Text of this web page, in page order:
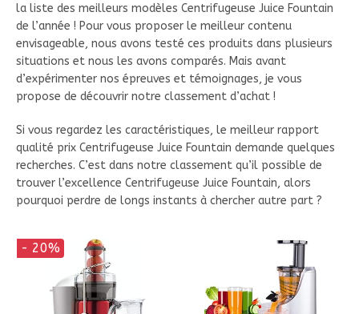
la liste des meilleurs modèles Centrifugeuse Juice Fountain
de l’année ! Pour vous proposer le meilleur contenu
envisageable, nous avons testé ces produits dans plusieurs
situations et nous les avons comparés. Mais avant
d’expérimenter nos épreuves et témoignages, je vous
propose de découvrir notre classement d’achat !
Si vous regardez les caractéristiques, le meilleur rapport
qualité prix Centrifugeuse Juice Fountain demande quelques
recherches. C’est dans notre classement qu’il possible de
trouver l’excellence Centrifugeuse Juice Fountain, alors
pourquoi perdre de longs instants à chercher autre part ?
- 20%